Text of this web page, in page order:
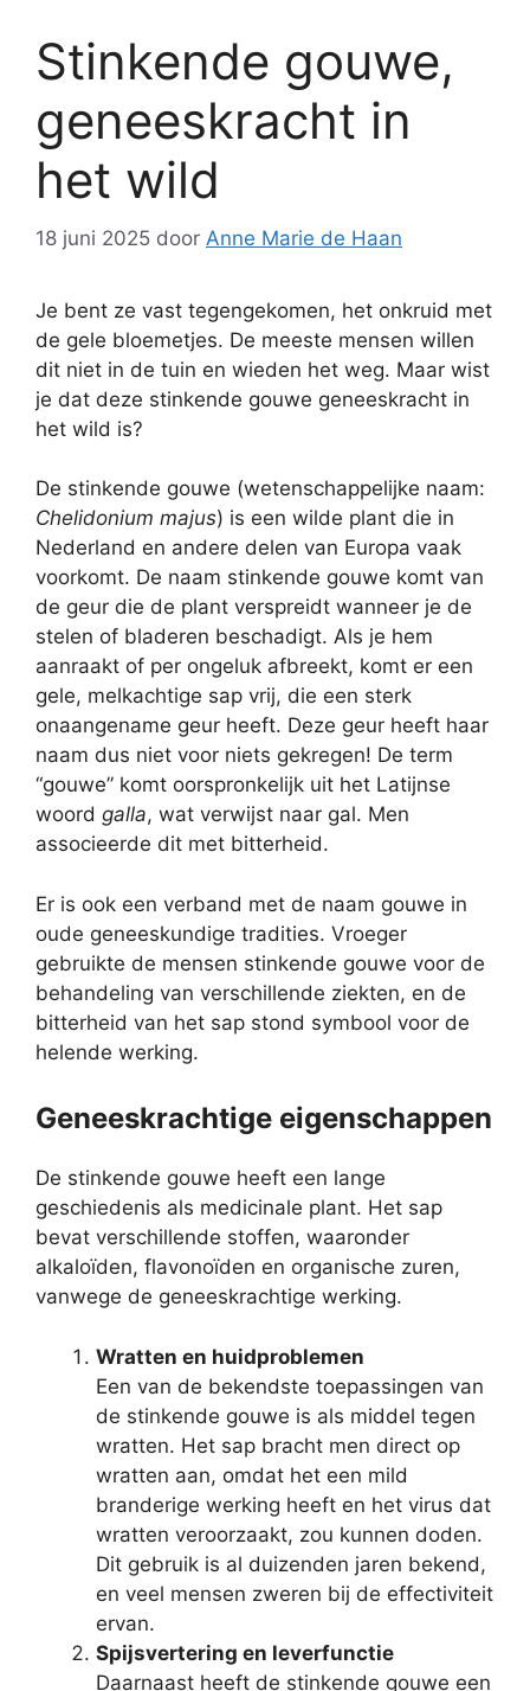
Stinkende gouwe,
geneeskracht in
het wild
18 juni 2025 door Anne Marie de Haan
Je bent ze vast tegengekomen, het onkruid met
de gele bloemetjes. De meeste mensen willen
dit niet in de tuin en wieden het weg. Maar wist
je dat deze stinkende gouwe geneeskracht in
het wild is?
De stinkende gouwe (wetenschappelijke naam:
Chelidonium majus) is een wilde plant die in
Nederland en andere delen van Europa vaak
voorkomt. De naam stinkende gouwe komt van
de geur die de plant verspreidt wanneer je de
stelen of bladeren beschadigt. Als je hem
aanraakt of per ongeluk afbreekt, komt er een
gele, melkachtige sap vrij, die een sterk
onaangename geur heeft. Deze geur heeft haar
naam dus niet voor niets gekregen! De term
“gouwe” komt oorspronkelijk uit het Latijnse
woord galla, wat verwijst naar gal. Men
associeerde dit met bitterheid.
Er is ook een verband met de naam gouwe in
oude geneeskundige tradities. Vroeger
gebruikte de mensen stinkende gouwe voor de
behandeling van verschillende ziekten, en de
bitterheid van het sap stond symbool voor de
helende werking.
Geneeskrachtige eigenschappen
De stinkende gouwe heeft een lange
geschiedenis als medicinale plant. Het sap
bevat verschillende stoffen, waaronder
alkaloïden, flavonoïden en organische zuren,
vanwege de geneeskrachtige werking.
Wratten en huidproblemen
Een van de bekendste toepassingen van
de stinkende gouwe is als middel tegen
wratten. Het sap bracht men direct op
wratten aan, omdat het een mild
branderige werking heeft en het virus dat
wratten veroorzaakt, zou kunnen doden.
Dit gebruik is al duizenden jaren bekend,
en veel mensen zweren bij de effectiviteit
ervan.
Spijsvertering en leverfunctie
Daarnaast heeft de stinkende gouwe een